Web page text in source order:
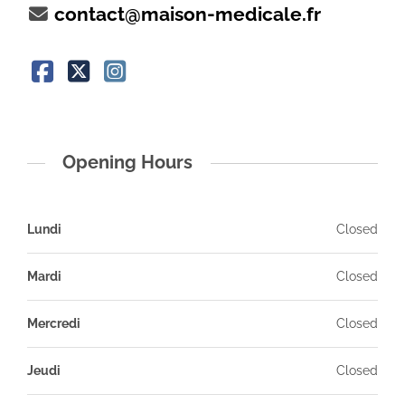
contact@maison-medicale.fr
Opening Hours
Lundi Closed
Mardi Closed
Mercredi Closed
Jeudi Closed